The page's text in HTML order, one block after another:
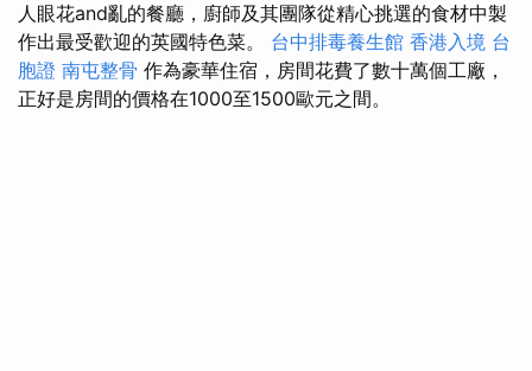
人眼花and亂的餐廳，廚師及其團隊從精心挑選的食材中製
作出最受歡迎的英國特色菜。 台中排毒養生館 香港入境 台
胞證 南屯整骨 作為豪華住宿，房間花費了數十萬個工廠，
正好是房間的價格在1000至1500歐元之間。